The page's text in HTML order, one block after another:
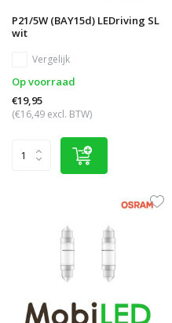
P21/5W (BAY15d) LEDriving SL
wit
Vergelijk
Op voorraad
€19,95
(€16,49 excl. BTW)